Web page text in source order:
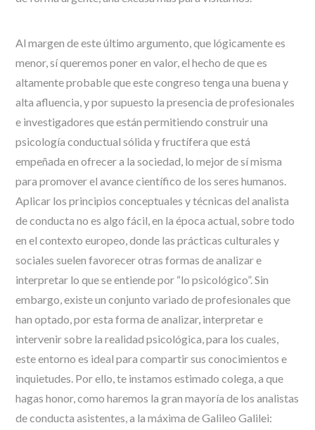
Al margen de este último argumento, que lógicamente es
menor, sí queremos poner en valor, el hecho de que es
altamente probable que este congreso tenga una buena y
alta afluencia, y por supuesto la presencia de profesionales
e investigadores que están permitiendo construir una
psicología conductual sólida y fructífera que está
empeñada en ofrecer a la sociedad, lo mejor de sí misma
para promover el avance científico de los seres humanos.
Aplicar los principios conceptuales y técnicas del analista
de conducta no es algo fácil, en la época actual, sobre todo
en el contexto europeo, donde las prácticas culturales y
sociales suelen favorecer otras formas de analizar e
interpretar lo que se entiende por “lo psicológico”. Sin
embargo, existe un conjunto variado de profesionales que
han optado, por esta forma de analizar, interpretar e
intervenir sobre la realidad psicológica, para los cuales,
este entorno es ideal para compartir sus conocimientos e
inquietudes. Por ello, te instamos estimado colega, a que
hagas honor, como haremos la gran mayoría de los analistas
de conducta asistentes, a la máxima de Galileo Galilei: